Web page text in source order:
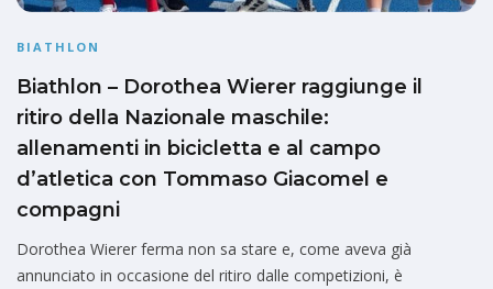
BIATHLON
Biathlon – Dorothea Wierer raggiunge il
ritiro della Nazionale maschile:
allenamenti in bicicletta e al campo
d’atletica con Tommaso Giacomel e
compagni
Dorothea Wierer ferma non sa stare e, come aveva già
annunciato in occasione del ritiro dalle competizioni, è